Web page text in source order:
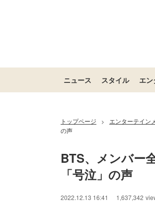
ニュース スタイル エ
トップページ > エンターテイン
の声
BTS、メンバー
「号泣」の声
2022.12.13 16:41 1,637,342